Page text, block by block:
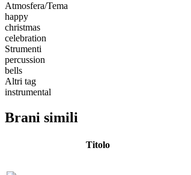
Atmosfera/Tema
happy
christmas
celebration
Strumenti
percussion
bells
Altri tag
instrumental
Brani simili
Titolo